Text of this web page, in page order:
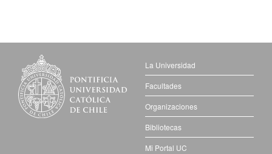
La Universidad
Facultades
Organizaciones
Bibliotecas
Mi Portal UC